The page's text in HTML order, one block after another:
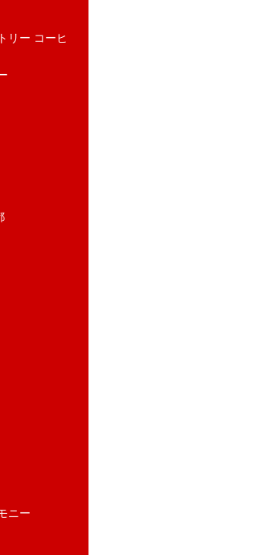
リー コーヒ
ニー